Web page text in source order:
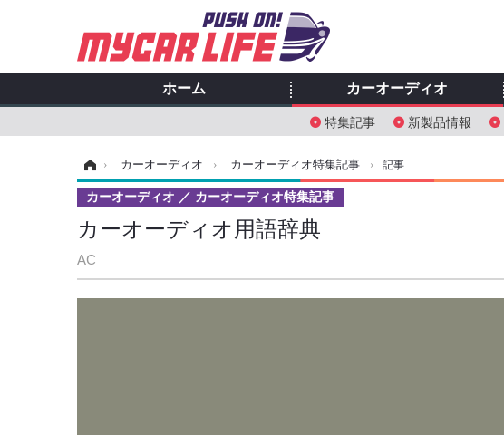
ホーム カーオーディオ
特集記事 新製品情報
› カーオーディオ › カーオーディオ特集記事 › 記事
カーオーディオ用語辞典
AC
カーオーディオ カーオーディオ特集記事